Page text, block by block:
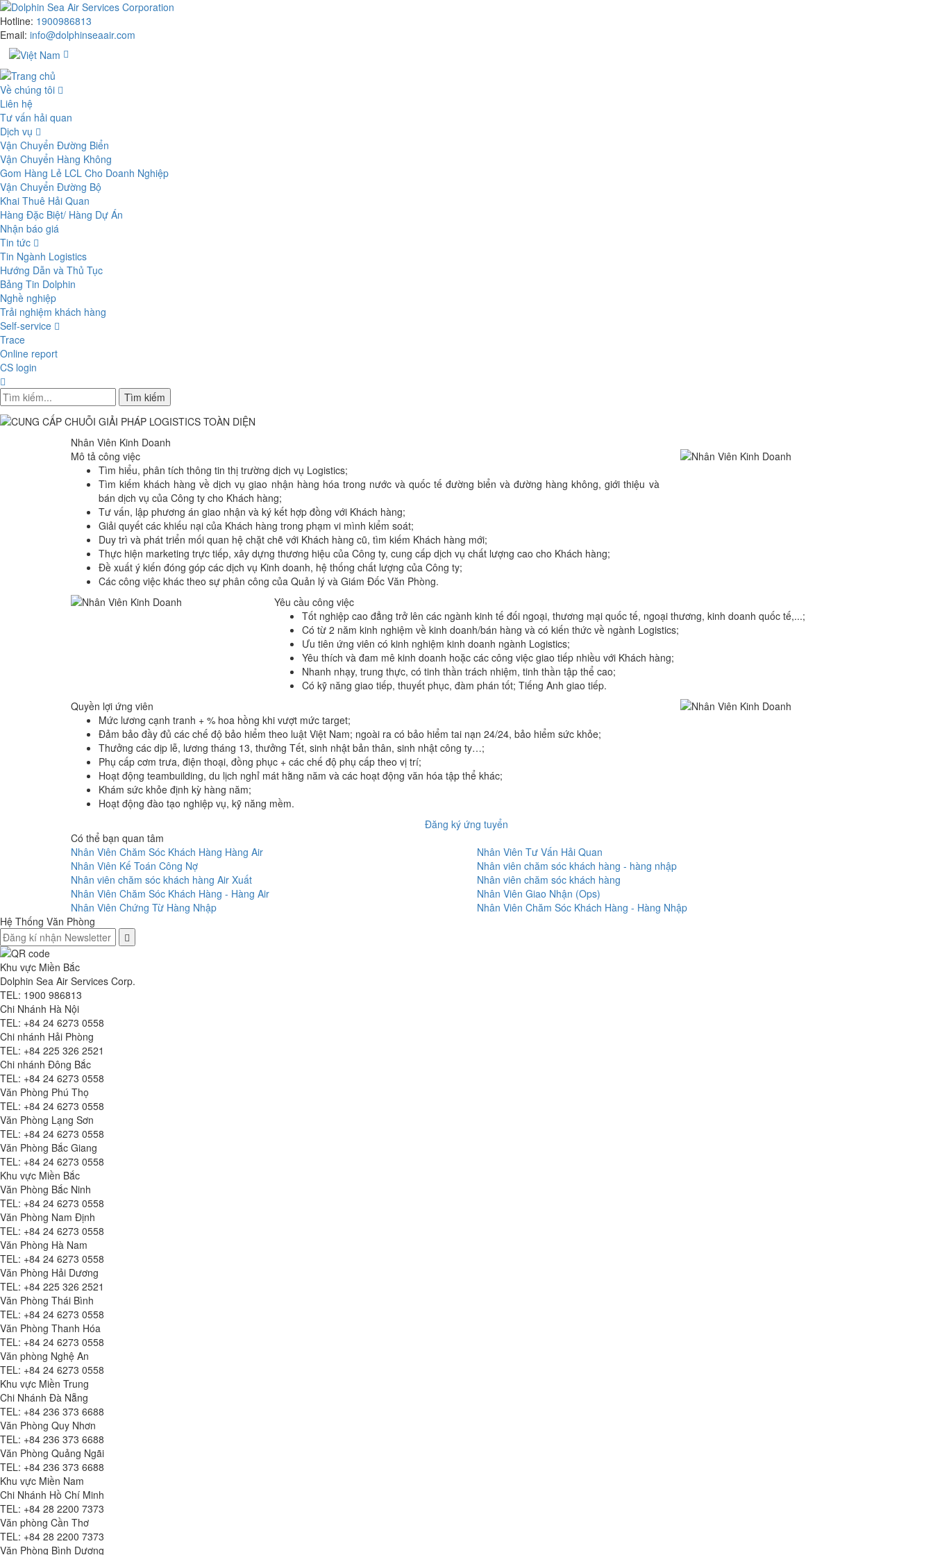
Hotline: 1900986813
Email: info@dolphinseaair.com
Về chúng tôi
Liên hệ
Tư vấn hải quan
Dịch vụ
Vận Chuyển Đường Biển
Vận Chuyển Hàng Không
Gom Hàng Lẻ LCL Cho Doanh Nghiệp
Vận Chuyển Đường Bộ
Khai Thuê Hải Quan
Hàng Đặc Biệt/ Hàng Dự Án
Nhận báo giá
Tin tức
Tin Ngành Logistics
Hướng Dẫn và Thủ Tục
Bảng Tin Dolphin
Nghề nghiệp
Trải nghiệm khách hàng
Self-service
Trace
Online report
CS login
Tìm kiếm
Nhân Viên Kinh Doanh
Mô tả công việc
Tìm hiểu, phân tích thông tin thị trường dịch vụ Logistics;
Tìm kiếm khách hàng về dịch vụ giao nhận hàng hóa trong nước và quốc tế đường biển và đường hàng không, giới thiệu và
bán dịch vụ của Công ty cho Khách hàng;
Tư vấn, lập phương án giao nhận và ký kết hợp đồng với Khách hàng;
Giải quyết các khiếu nại của Khách hàng trong phạm vi mình kiểm soát;
Duy trì và phát triển mối quan hệ chặt chẽ với Khách hàng cũ, tìm kiếm Khách hàng mới;
Thực hiện marketing trực tiếp, xây dựng thương hiệu của Công ty, cung cấp dịch vụ chất lượng cao cho Khách hàng;
Đề xuất ý kiến đóng góp các dịch vụ Kinh doanh, hệ thống chất lượng của Công ty;
Các công việc khác theo sự phân công của Quản lý và Giám Đốc Văn Phòng.
Yêu cầu công việc
Tốt nghiệp cao đẳng trở lên các ngành kinh tế đối ngoại, thương mại quốc tế, ngoại thương, kinh doanh quốc tế,...;
Có từ 2 năm kinh nghiệm về kinh doanh/bán hàng và có kiến thức về ngành Logistics;
Ưu tiên ứng viên có kinh nghiệm kinh doanh ngành Logistics;
Yêu thích và đam mê kinh doanh hoặc các công việc giao tiếp nhiều với Khách hàng;
Nhanh nhạy, trung thực, có tinh thần trách nhiệm, tinh thần tập thể cao;
Có kỹ năng giao tiếp, thuyết phục, đàm phán tốt; Tiếng Anh giao tiếp.
Quyền lợi ứng viên
Mức lương cạnh tranh + % hoa hồng khi vượt mức target;
Đảm bảo đầy đủ các chế độ bảo hiểm theo luật Việt Nam; ngoài ra có bảo hiểm tai nạn 24/24, bảo hiểm sức khỏe;
Thưởng các dịp lễ, lương tháng 13, thưởng Tết, sinh nhật bản thân, sinh nhật công ty…;
Phụ cấp cơm trưa, điện thoại, đồng phục + các chế độ phụ cấp theo vị trí;
Hoạt động teambuilding, du lịch nghỉ mát hằng năm và các hoạt động văn hóa tập thể khác;
Khám sức khỏe định kỳ hàng năm;
Hoạt động đào tạo nghiệp vụ, kỹ năng mềm.
Đăng ký ứng tuyển
Có thể bạn quan tâm
Nhân Viên Chăm Sóc Khách Hàng Hàng Air
Nhân Viên Tư Vấn Hải Quan
Nhân Viên Kế Toán Công Nợ
Nhân viên chăm sóc khách hàng - hàng nhập
Nhân viên chăm sóc khách hàng Air Xuất
Nhân viên chăm sóc khách hàng
Nhân Viên Chăm Sóc Khách Hàng - Hàng Air
Nhân Viên Giao Nhận (Ops)
Nhân Viên Chứng Từ Hàng Nhập
Nhân Viên Chăm Sóc Khách Hàng - Hàng Nhập
Hệ Thống Văn Phòng
Khu vực Miền Bắc
Dolphin Sea Air Services Corp.
TEL: 1900 986813
Chi Nhánh Hà Nội
TEL: +84 24 6273 0558
Chi nhánh Hải Phòng
TEL: +84 225 326 2521
Chi nhánh Đông Bắc
TEL: +84 24 6273 0558
Văn Phòng Phú Thọ
TEL: +84 24 6273 0558
Văn Phòng Lạng Sơn
TEL: +84 24 6273 0558
Văn Phòng Bắc Giang
TEL: +84 24 6273 0558
Khu vực Miền Bắc
Văn Phòng Bắc Ninh
TEL: +84 24 6273 0558
Văn Phòng Nam Định
TEL: +84 24 6273 0558
Văn Phòng Hà Nam
TEL: +84 24 6273 0558
Văn Phòng Hải Dương
TEL: +84 225 326 2521
Văn Phòng Thái Bình
TEL: +84 24 6273 0558
Văn Phòng Thanh Hóa
TEL: +84 24 6273 0558
Văn phòng Nghệ An
TEL: +84 24 6273 0558
Khu vực Miền Trung
Chi Nhánh Đà Nẵng
TEL: +84 236 373 6688
Văn Phòng Quy Nhơn
TEL: +84 236 373 6688
Văn Phòng Quảng Ngãi
TEL: +84 236 373 6688
Khu vực Miền Nam
Chi Nhánh Hồ Chí Minh
TEL: +84 28 2200 7373
Văn phòng Cần Thơ
TEL: +84 28 2200 7373
Văn Phòng Bình Dương